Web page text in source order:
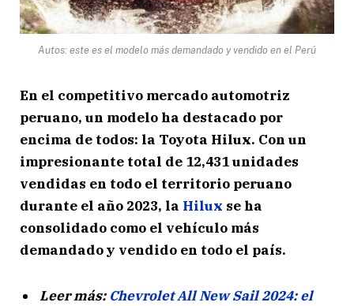
Autos: este es el modelo más demandado y vendido en el Perú
En el competitivo mercado automotriz
peruano, un modelo ha destacado por
encima de todos: la Toyota Hilux. Con un
impresionante total de 12,431 unidades
vendidas en todo el territorio peruano
durante el año 2023, la Hilux se ha
consolidado como el vehículo más
demandado y vendido en todo el país.
Leer más: Chevrolet All New Sail 2024: el